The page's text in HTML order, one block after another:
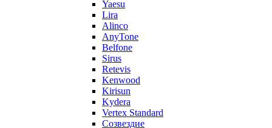
Yaesu
Lira
Alinco
AnyTone
Belfone
Sirus
Retevis
Kenwood
Kirisun
Kydera
Vertex Standard
Созвездие